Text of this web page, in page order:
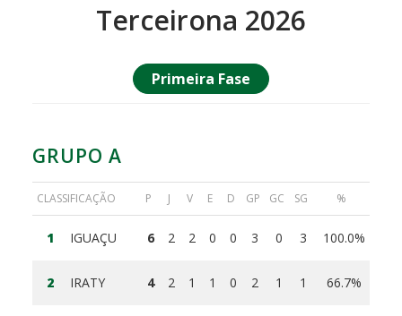
Terceirona 2026
Primeira Fase
GRUPO A
CLASSIFICAÇÃO P J V E D GP GC SG %
1 IGUAÇU 6 2 2 0 0 3 0 3 100.0%
2 IRATY 4 2 1 1 0 2 1 1 66.7%